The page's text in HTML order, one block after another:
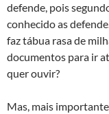
defende, pois
conhecido as
faz tábua rasa de
documentos para ir
quer ouvir?
Mas, mais